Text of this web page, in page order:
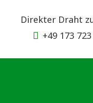
Direkter Draht
+49 173